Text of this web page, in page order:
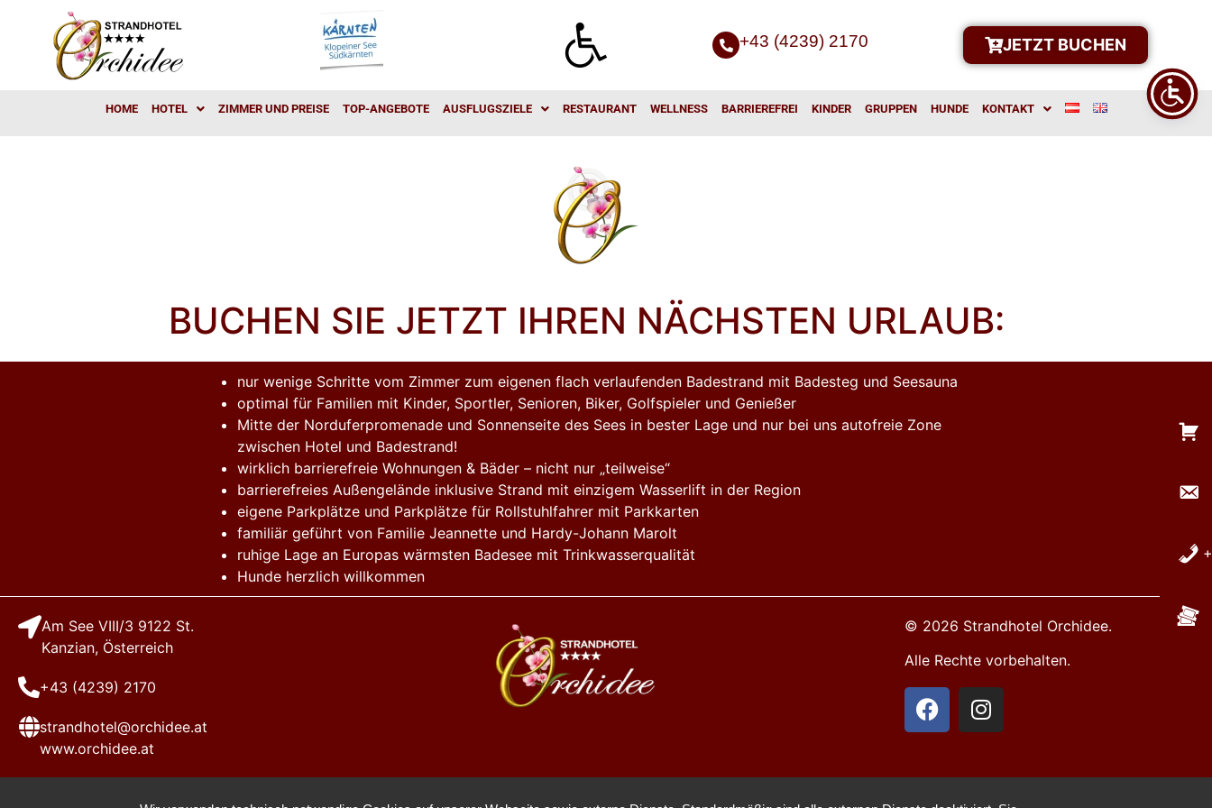
+43 (4239) 2170 JETZT BUCHEN
HOME HOTEL ZIMMER UND PREISE TOP-ANGEBOTE AUSFLUGSZIELE RESTAURANT WELLNESS BARRIEREFREI KINDER GRUPPEN HUNDE KONTAKT
BUCHEN SIE JETZT IHREN NÄCHSTEN URLAUB:
nur wenige Schritte vom Zimmer zum eigenen flach verlaufenden Badestrand mit Badesteg und Seesauna
optimal für Familien mit Kinder, Sportler, Senioren, Biker, Golfspieler und Genießer
Mitte der Norduferpromenade und Sonnenseite des Sees in bester Lage und nur bei uns autofreie Zone
zwischen Hotel und Badestrand!
wirklich barrierefreie Wohnungen & Bäder – nicht nur „teilweise“
barrierefreies Außengelände inklusive Strand mit einzigem Wasserlift in der Region
eigene Parkplätze und Parkplätze für Rollstuhlfahrer mit Parkkarten
familiär geführt von Familie Jeannette und Hardy-Johann Marolt
ruhige Lage an Europas wärmsten Badesee mit Trinkwasserqualität
Hunde herzlich willkommen
Am See VIII/3 9122 St.
Kanzian, Österreich
+43 (4239) 2170
strandhotel@orchidee.at
www.orchidee.at
© 2026 Strandhotel Orchidee.
Alle Rechte vorbehalten.